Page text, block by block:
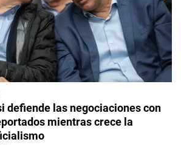
defiende las negociaciones con
mientras crece la